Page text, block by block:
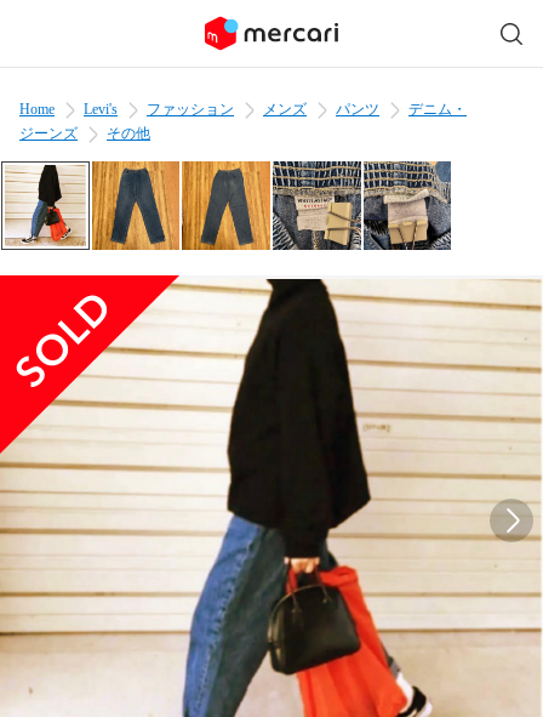
Home Levi's ファッション メンズ パンツ
デニム・
ジーンズ
その他